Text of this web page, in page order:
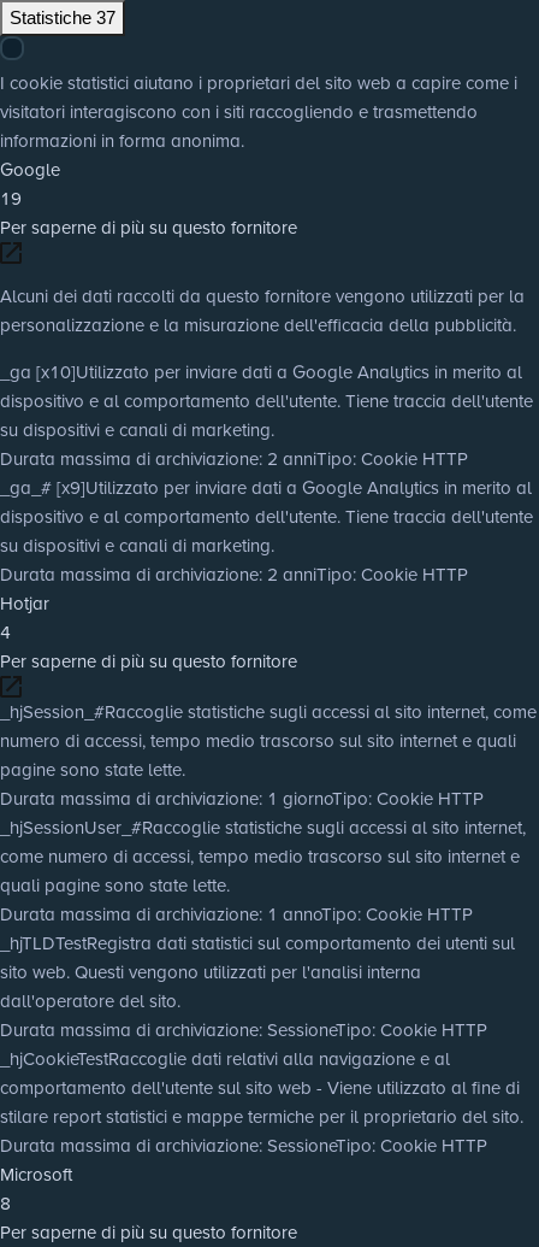
Statistiche 37
I cookie statistici aiutano i proprietari del sito web a capire come i
visitatori interagiscono con i siti raccogliendo e trasmettendo
informazioni in forma anonima.
Google
19
Per saperne di più su questo fornitore
Alcuni dei dati raccolti da questo fornitore vengono utilizzati per la
personalizzazione e la misurazione dell'efficacia della pubblicità.
_ga [x10]Utilizzato per inviare dati a Google Analytics in merito al
dispositivo e al comportamento dell'utente. Tiene traccia dell'utente
su dispositivi e canali di marketing.
Durata massima di archiviazione: 2 anniTipo: Cookie HTTP
_ga_# [x9]Utilizzato per inviare dati a Google Analytics in merito al
dispositivo e al comportamento dell'utente. Tiene traccia dell'utente
su dispositivi e canali di marketing.
Durata massima di archiviazione: 2 anniTipo: Cookie HTTP
Hotjar
4
Per saperne di più su questo fornitore
_hjSession_#Raccoglie statistiche sugli accessi al sito internet, come
numero di accessi, tempo medio trascorso sul sito internet e quali
pagine sono state lette.
Durata massima di archiviazione: 1 giornoTipo: Cookie HTTP
_hjSessionUser_#Raccoglie statistiche sugli accessi al sito internet,
come numero di accessi, tempo medio trascorso sul sito internet e
quali pagine sono state lette.
Durata massima di archiviazione: 1 annoTipo: Cookie HTTP
_hjTLDTestRegistra dati statistici sul comportamento dei utenti sul
sito web. Questi vengono utilizzati per l'analisi interna
dall'operatore del sito.
Durata massima di archiviazione: SessioneTipo: Cookie HTTP
_hjCookieTestRaccoglie dati relativi alla navigazione e al
comportamento dell'utente sul sito web - Viene utilizzato al fine di
stilare report statistici e mappe termiche per il proprietario del sito.
Durata massima di archiviazione: SessioneTipo: Cookie HTTP
Microsoft
8
Per saperne di più su questo fornitore